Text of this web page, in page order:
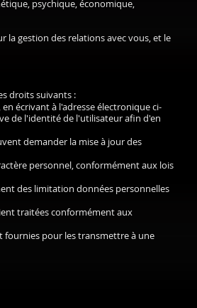
psychique, économique,
gestion des relations avec vous, et le
droits suivants :
écrivant à l'adresse électronique ci-
de l'identité de l'utilisateur afin d'en
demander la mise à jour des
personnel, conformément aux lois
des limitation données personnelles
traitées conformément aux
fournies pour les transmettre à une